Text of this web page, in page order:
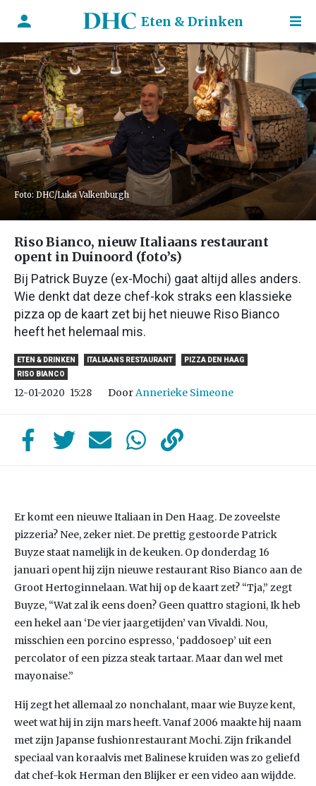
Eten & Drinken
Foto: DHC/Luka Valkenburgh
Riso Bianco, nieuw Italiaans restaurant
opent in Duinoord (foto’s)
Bij Patrick Buyze (ex-Mochi) gaat altijd alles anders.
Wie denkt dat deze chef-kok straks een klassieke
pizza op de kaart zet bij het nieuwe Riso Bianco
heeft het helemaal mis.
ETEN & DRINKEN ITALIAANS RESTAURANT
PIZZA DEN HAAG
RISO BIANCO
12-01-2020 15:28 DoorAnnerieke Simeone
Er komt een nieuwe Italiaan in Den Haag. De zoveelste
pizzeria? Nee, zeker niet. De prettig gestoorde Patrick
Buyze staat namelijk in de keuken. Op donderdag 16
januari opent hij zijn nieuwe restaurant Riso Bianco aan de
Groot Hertoginnelaan. Wat hij op de kaart zet? “Tja,” zegt
Buyze, “Wat zal ik eens doen? Geen quattro stagioni, Ik heb
een hekel aan ‘De vier jaargetijden’ van Vivaldi. Nou,
misschien een porcino espresso, ‘paddosoep’ uit een
percolator of een pizza steak tartaar. Maar dan wel met
mayonaise.”
Hij zegt het allemaal zo nonchalant, maar wie Buyze kent,
weet wat hij in zijn mars heeft. Vanaf 2006 maakte hij naam
met zijn Japanse fushionrestaurant Mochi. Zijn frikandel
speciaal van koraalvis met Balinese kruiden was zo geliefd
dat chef-kok Herman den Blijker er een video aan wijdde.